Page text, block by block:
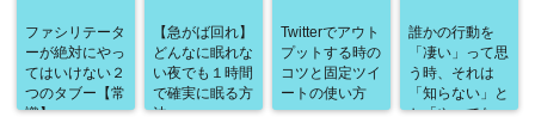
ファシリテータ
ーが絶対にやっ
てはいけない２
つのタブー【常
識】
【急がば回れ】
どんなに眠れな
い夜でも１時間
で確実に眠る方
法。
Twitterでアウト
プットする時の
コツと固定ツイ
ートの使い方
誰かの行動を
「凄い」って思
う時、それは
「知らない」と
か「やってな